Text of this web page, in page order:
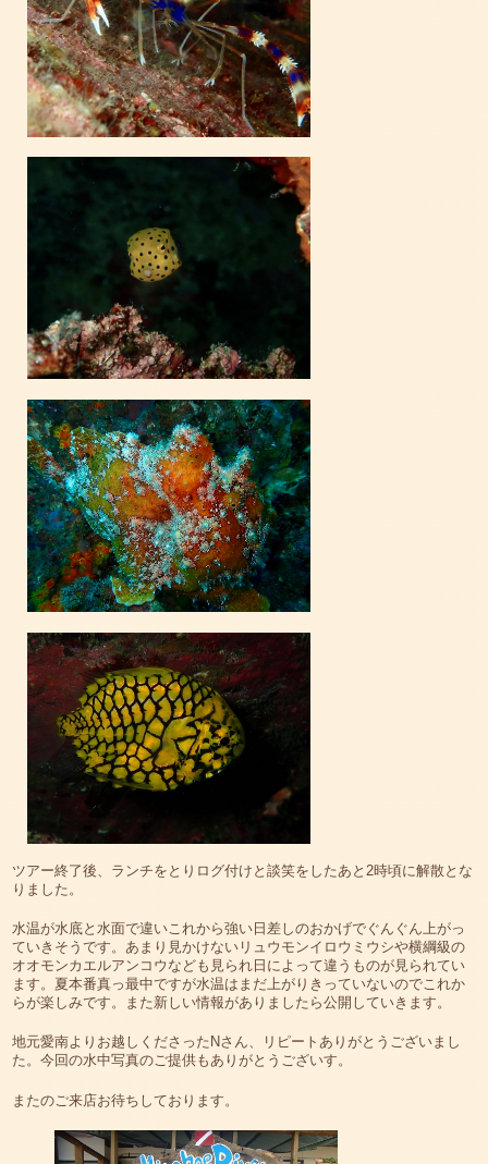
ツアー終了後、ランチをとりログ付けと談笑をしたあと2時頃に解散とな
りました。
水温が水底と水面で違いこれから強い日差しのおかげでぐんぐん上がっ
ていきそうです。あまり見かけないリュウモンイロウミウシや横綱級の
オオモンカエルアンコウなども見られ日によって違うものが見られてい
ます。夏本番真っ最中ですが水温はまだ上がりきっていないのでこれか
らが楽しみです。また新しい情報がありましたら公開していきます。
地元愛南よりお越しくださったNさん、リピートありがとうございまし
た。今回の水中写真のご提供もありがとうございす。
またのご来店お待ちしております。